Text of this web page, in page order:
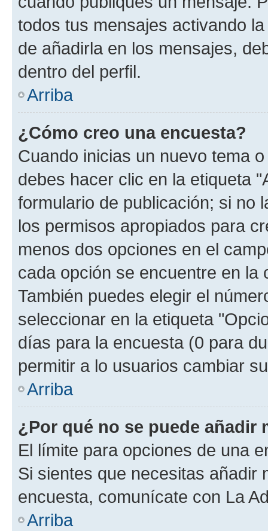
todos tus mensajes activando
de añadirla en los mensajes,
dentro del perfil.
Arriba
¿Cómo creo una encuesta?
Cuando inicias un nuevo tema
debes hacer clic en la etiqueta
formulario de publicación; si no
los permisos apropiados para
menos dos opciones en el
cada opción se encuentre en
También puedes elegir el
seleccionar en la etiqueta
días para la encuesta (0 para
permitir a lo usuarios cambiar
Arriba
¿Por qué no se puede añadir
El límite para opciones de una
Si sientes que necesitas añadir
encuesta, comunícate con La
Arriba